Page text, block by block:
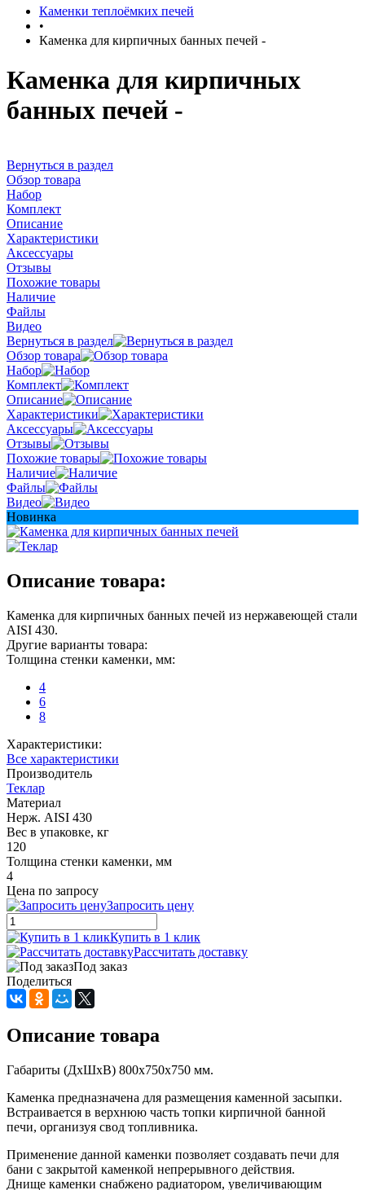
Каменки теплоёмких печей
•
Каменка для кирпичных банных печей -
Каменка для кирпичных
банных печей -
Вернуться в раздел
Обзор товара
Набор
Комплект
Описание
Характеристики
Аксессуары
Отзывы
Похожие товары
Наличие
Файлы
Видео
Вернуться в раздел
Обзор товара
Набор
Комплект
Описание
Характеристики
Аксессуары
Отзывы
Похожие товары
Наличие
Файлы
Видео
Новинка
Описание товара:
Каменка для кирпичных банных печей из нержавеющей стали
AISI 430.
Другие варианты товара:
Толщина стенки каменки, мм:
4
6
8
Характеристики:
Все характеристики
Производитель
Теклар
Материал
Нерж. AISI 430
Вес в упаковке, кг
120
Толщина стенки каменки, мм
4
Цена по запросу
Запросить цену
Купить в 1 клик
Рассчитать доставку
Под заказ
Поделиться
Описание товара
Габариты (ДхШхВ) 800х750х750 мм.
Каменка предназначена для размещения каменной засыпки.
Встраивается в верхнюю часть топки кирпичной банной
печи, организуя свод топливника.
Применение данной каменки позволяет создавать печи для
бани с закрытой каменкой непрерывного действия.
Днище каменки снабжено радиатором, увеличивающим